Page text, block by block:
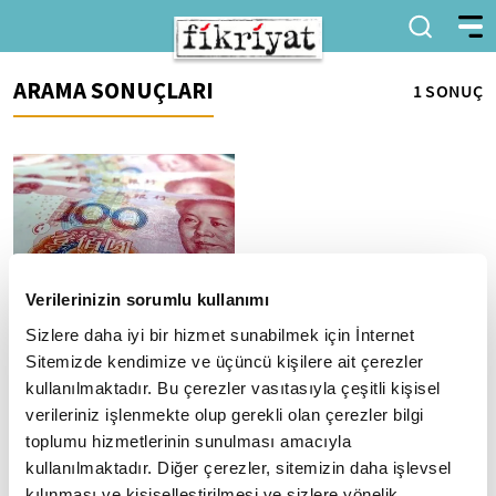
Verilerinizin sorumlu kullanımı
Sizlere daha iyi bir hizmet sunabilmek için İnternet
Sitemizde kendimize ve üçüncü kişilere ait çerezler
kullanılmaktadır. Bu çerezler vasıtasıyla çeşitli kişisel
verileriniz işlenmekte olup gerekli olan çerezler bilgi
toplumu hizmetlerinin sunulması amacıyla
kullanılmaktadır. Diğer çerezler, sitemizin daha işlevsel
ARAMA SONUÇLARI 1 SONUÇ
Çin'de enflasyon 3 yılın en
yüksek seviyesine çıkarken
üretici fiyatlarındaki
gerileme sürdü
Tüketici Fiyat Endeksi, şubatta
yıllık bazda yüzde 1,3 artarken
Üretici Fiyat Endeksi yüzde 0,9
azaldı